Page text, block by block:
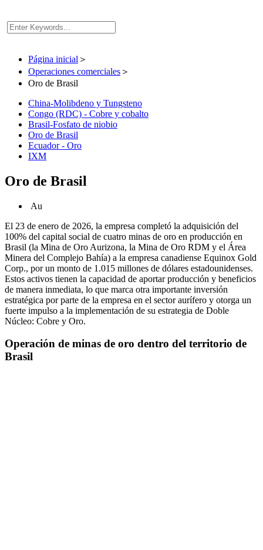
Página inicial ＞
Operaciones comerciales ＞
Oro de Brasil
China-Molibdeno y Tungsteno
Congo (RDC) - Cobre y cobalto
Brasil-Fosfato de niobio
Oro de Brasil
Ecuador - Oro
IXM
Oro de Brasil
Au
El 23 de enero de 2026, la empresa completó la adquisición del
100% del capital social de cuatro minas de oro en producción en
Brasil (la Mina de Oro Aurizona, la Mina de Oro RDM y el Área
Minera del Complejo Bahía) a la empresa canadiense Equinox Gold
Corp., por un monto de 1.015 millones de dólares estadounidenses.
Estos activos tienen la capacidad de aportar producción y beneficios
de manera inmediata, lo que marca otra importante inversión
estratégica por parte de la empresa en el sector aurífero y otorga un
fuerte impulso a la implementación de su estrategia de Doble
Núcleo: Cobre y Oro.
Operación de minas de oro dentro del territorio de
Brasil